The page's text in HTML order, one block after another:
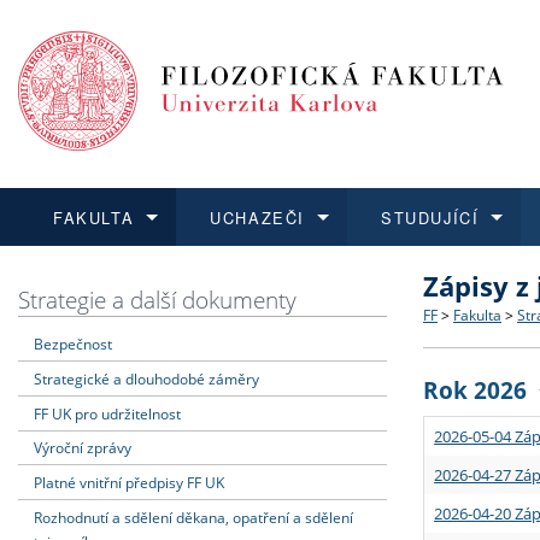
FAKULTA
Dozvědět se více
Struktura
Strategie
Podpora
UCHAZEČI
Podat přihlášku
Co
Učitelské
STUDUJÍCÍ
Dozvědět se více
Rigorózní
Dozvědět se více
O vědě a
Granty a
Dozvědět se více
Aktuální
Strategie a další dokumenty
Bezpečnost
Strategické a dlouhodobé záměry
FF UK pro udržitelnost
Výroční zprávy
Platné vnitřní předpisy FF UK
Rozhodnutí a sdělení děkana, opatření a sdělení
Zápisy
FF > Fakulta >
Rok 2026
2026-05-04
2026-04-27
2026-04-20